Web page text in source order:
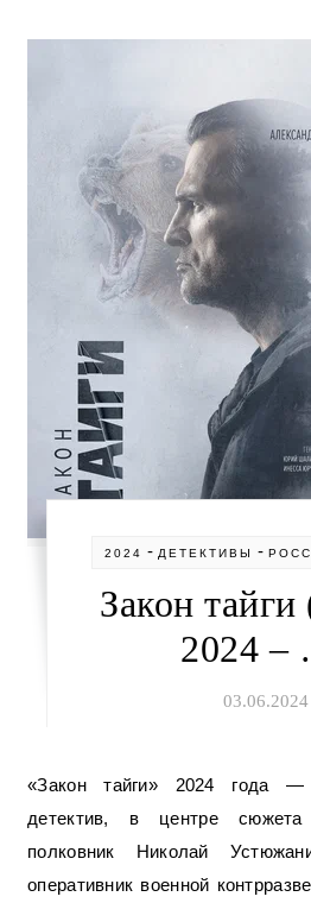
2024 - ДЕТЕКТИВЫ -
Закон тайги
2024
03.06.2024
«Закон тайги» 2024 года — это захватывающий
детектив, в центре сюжета
полковник Николай
оперативник военной